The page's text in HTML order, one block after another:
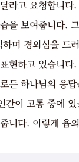
라고 요청합니
을 보여줍니다.
며 경외심을 드
현하고 있습니
든 하나님의 응
이 고통 중에
니다. 이렇게 욥